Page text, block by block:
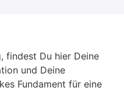
findest Du hier Deine
und Deine
Fundament für eine